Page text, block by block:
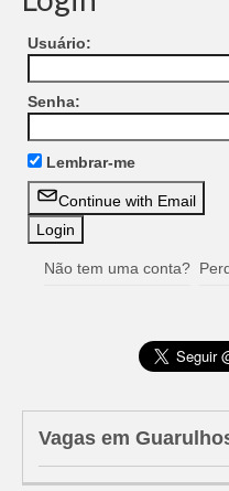
Usuário:
Senha:
Lembrar-me
Continue with Email
Não tem uma conta?
Vagas em